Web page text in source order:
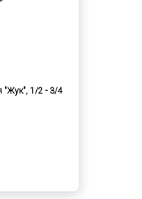
"Жук", 1/2 - 3/4